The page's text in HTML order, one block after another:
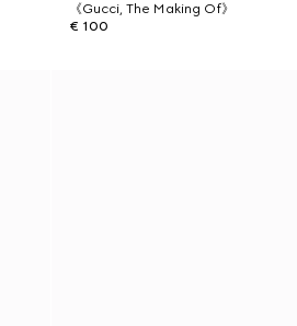
《Gucci, The Making Of》
€ 100